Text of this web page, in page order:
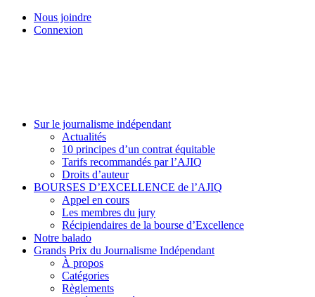
Skip
Nous joindre
Connexion
Menu
Sur le journalisme indépendant
Actualités
10 principes d’un contrat équitable
Tarifs recommandés par l’AJIQ
Droits d’auteur
BOURSES D’EXCELLENCE de l’AJIQ
Appel en cours
Les membres du jury
Récipiendaires de la bourse d’Excellence
Notre balado
Grands Prix du Journalisme Indépendant
À propos
Catégories
Règlements